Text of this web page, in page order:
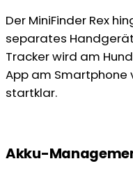
Der MiniFinder Rex
separates
Tracker wird am
App am Smartphone
startklar.
Akku-